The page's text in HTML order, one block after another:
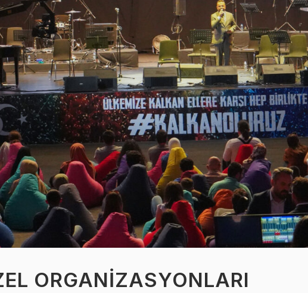
ORGANİZASYONLARI